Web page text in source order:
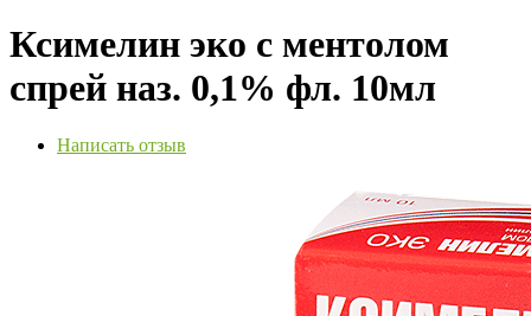
Ксимелин эко с ментолом
спрей наз. 0,1% фл. 10мл
Написать отзыв